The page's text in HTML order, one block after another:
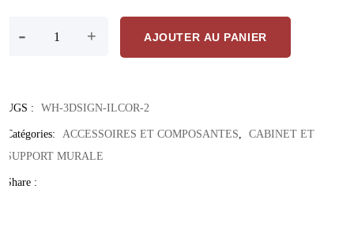
- + AJOUTER AU PANIER
UGS : WH-3DSIGN-ILCOR-2
Catégories: ACCESSOIRES ET COMPOSANTES
CABINET ET
SUPPORT MURALE
Share :